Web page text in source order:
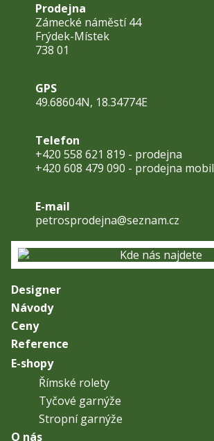
Prodejna
Zámecké náměstí 44
Frýdek-Místek
738 01
GPS
49.68604N, 18.34774E
Telefon
+420 558 621 819 - prodejna
+420 608 479 090 - prodejna mobil
E-mail
petrosprodejna@seznam.cz
Designer
Návody
Ceny
Reference
E-shopy
Římské rolety
Tyčové garnýže
Stropní garnýže
O nás